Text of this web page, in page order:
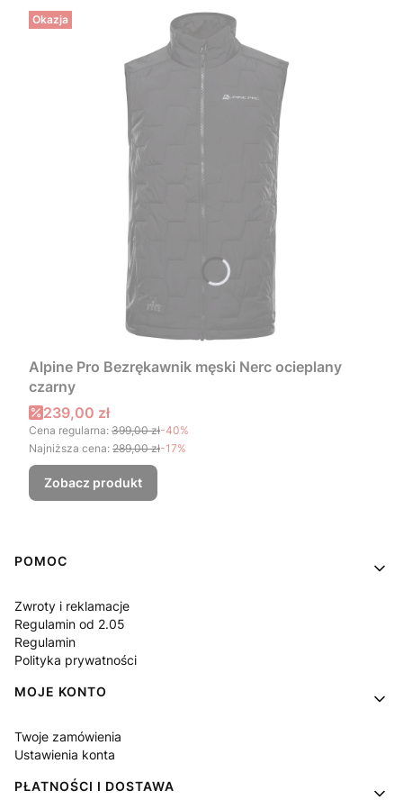
Okazja
Alpine Pro Bezrękawnik męski Nerc ocieplany
czarny
Cena promocyjna
239,00 zł
Cena regularna: 399,00 zł-40%
Najniższa cena: 289,00 zł-17%
Zobacz produkt
Linki w stopce
POMOC
Zwroty i reklamacje
Regulamin od 2.05
Regulamin
Polityka prywatności
MOJE KONTO
Twoje zamówienia
Ustawienia konta
PŁATNOŚCI I DOSTAWA